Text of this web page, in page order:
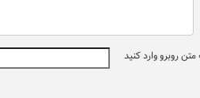
روبرو وارد کنید